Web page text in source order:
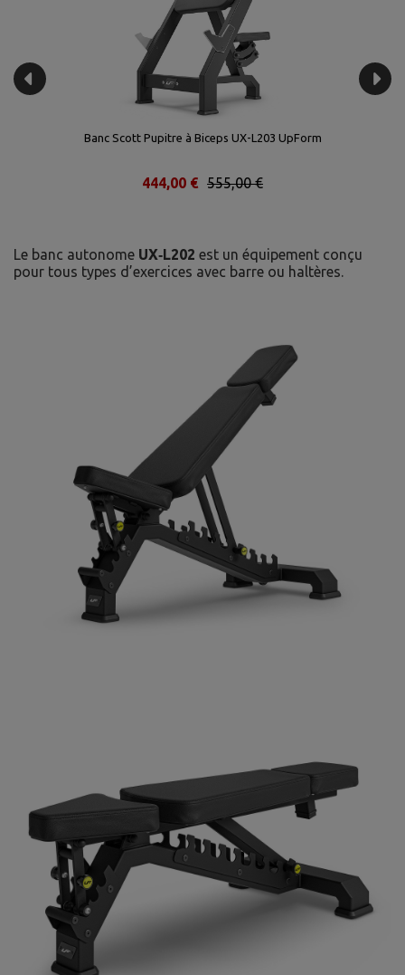
Banc Scott Pupitre à Biceps UX-L203 UpForm
555,00 €
444,00 €
Le banc autonome UX‑L202 est un équipement conçu
pour tous types d’exercices avec barre ou haltères.